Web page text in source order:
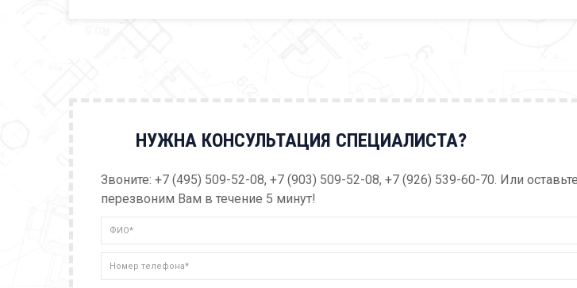
НУЖНА КОНСУЛЬТАЦИЯ СПЕЦИАЛИСТА?
Звоните: +7 (495) 509-52-08, +7 (903) 509-52-08, +7 (926) 539-60-70. Или
перезвоним Вам в течение 5 минут!